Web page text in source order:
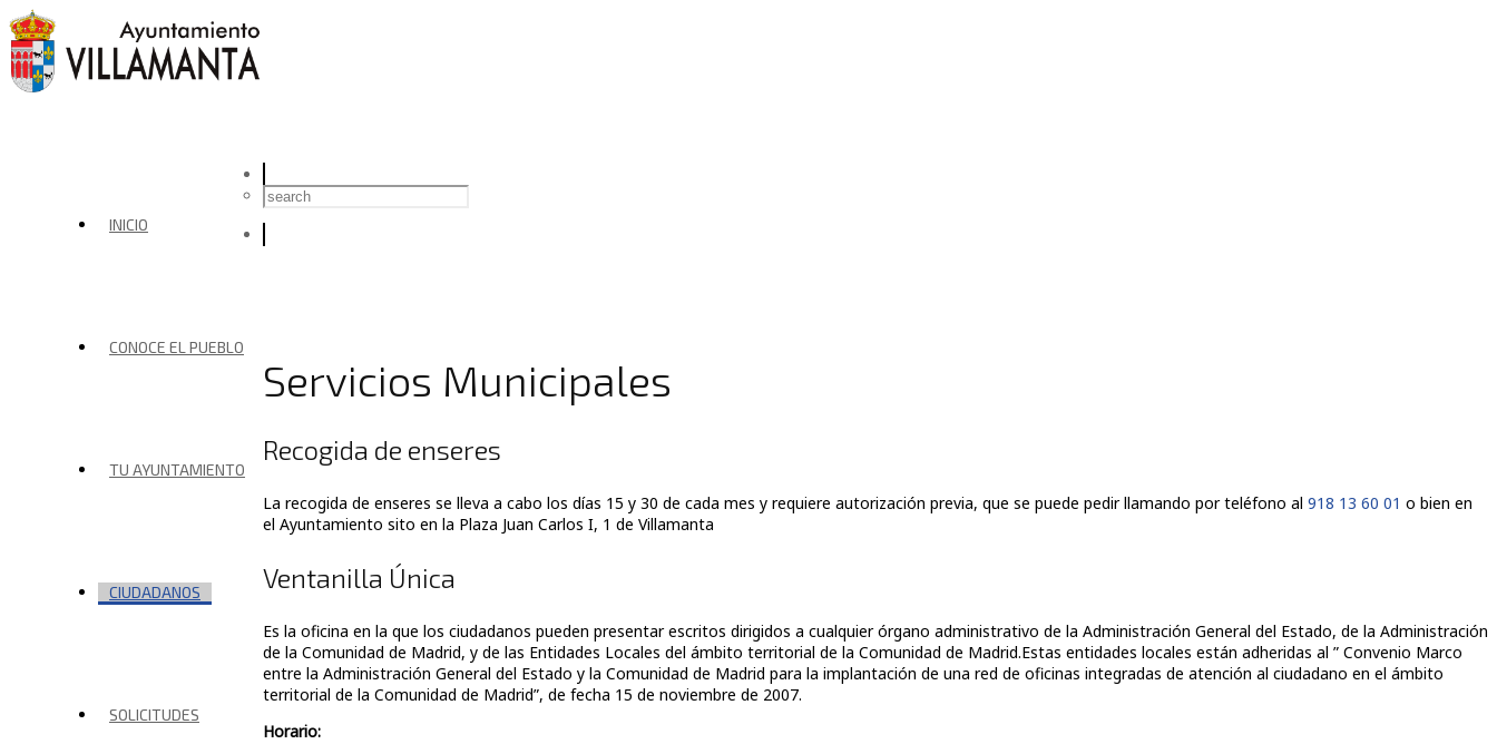
INICIO
CONOCE EL PUEBLO
TU AYUNTAMIENTO
CIUDADANOS
SOLICITUDES
Servicios Municipales
Recogida de enseres
La recogida de enseres se lleva a cabo los días 15 y 30 de cada mes y requiere autorización previa, que se puede pedir llamando por teléfono al 918 13 60 01 o bien en
el Ayuntamiento sito en la Plaza Juan Carlos I, 1 de Villamanta
Ventanilla Única
Es la oficina en la que los ciudadanos pueden presentar escritos dirigidos a cualquier órgano administrativo de la Administración General del Estado, de la Administración
de la Comunidad de Madrid, y de las Entidades Locales del ámbito territorial de la Comunidad de Madrid.Estas entidades locales están adheridas al ” Convenio Marco
entre la Administración General del Estado y la Comunidad de Madrid para la implantación de una red de oficinas integradas de atención al ciudadano en el ámbito
territorial de la Comunidad de Madrid”, de fecha 15 de noviembre de 2007.
Horario: